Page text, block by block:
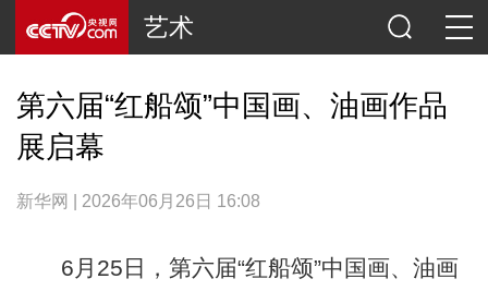
艺术
第六届“红船颂”中国画、油画作品
展启幕
新华网 | 2026年06月26日 16:08
6月25日，第六届“红船颂”中国画、油画